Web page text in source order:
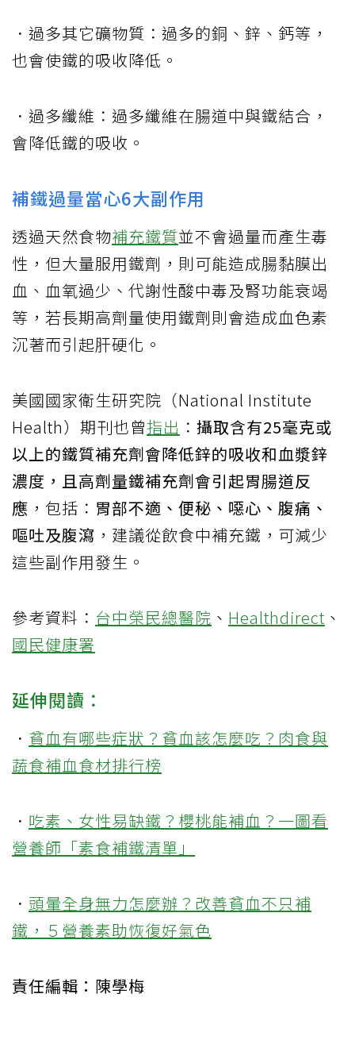
．過多其它礦物質：過多的銅、鋅、鈣等，
也會使鐵的吸收降低。
．過多纖維：過多纖維在腸道中與鐵結合，
會降低鐵的吸收。
補鐵過量當心6大副作用
透過天然食物補充鐵質並不會過量而產生毒
性，但大量服用鐵劑，則可能造成腸黏膜出
血、血氧過少、代謝性酸中毒及腎功能衰竭
等，若長期高劑量使用鐵劑則會造成血色素
沉著而引起肝硬化。
美國國家衛生研究院（National Institute
Health）期刊也曾指出 ： 攝取含有25毫克或
以上的鐵質補充劑會降低鋅的吸收和血漿鋅
濃度，且高劑量鐵補充劑會引起胃腸道反
應 ，包括： 胃部不適、便秘、噁心、腹痛、
嘔吐及腹瀉 ，建議從飲食中補充鐵，可減少
這些副作用發生。
參考資料： 台中榮民總醫院 、 Healthdirect 、
國民健康署
延伸閱讀：
． 貧血有哪些症狀？貧血該怎麼吃？肉食與
蔬食補血食材排行榜
． 吃素、女性易缺鐵？櫻桃能補血？一圖看
營養師「素食補鐵清單」
． 頭暈全身無力怎麼辦？改善貧血不只補
鐵，５營養素助恢復好氣色
責任編輯：陳學梅